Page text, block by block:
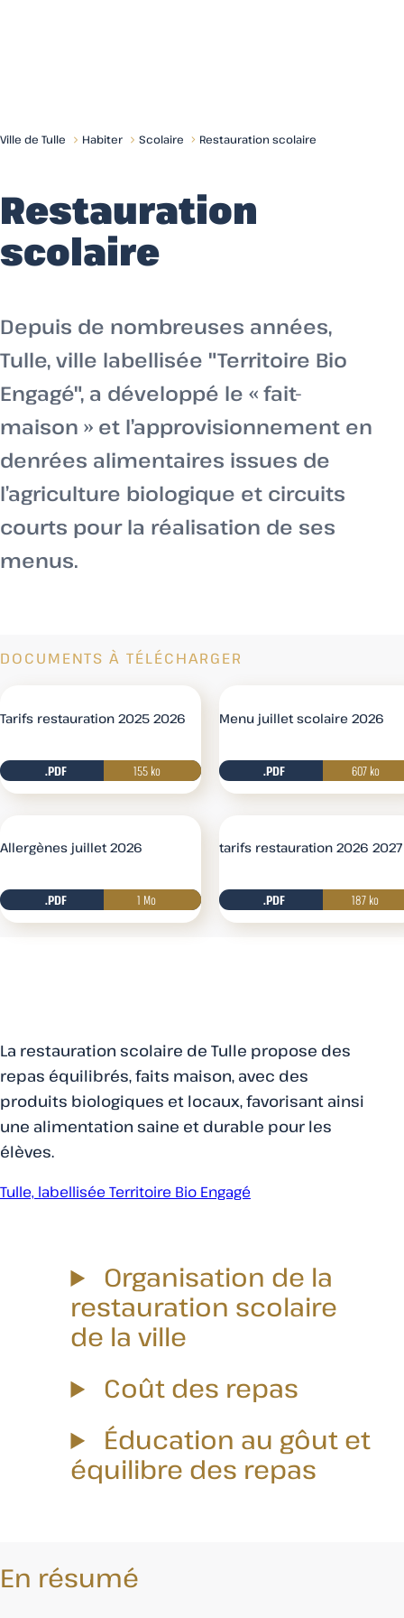
Ville de Tulle Habiter Scolaire Restauration scolaire
Restauration
scolaire
Depuis de nombreuses années,
Tulle, ville labellisée "Territoire Bio
Engagé", a développé le « fait-
maison » et l’approvisionnement en
denrées alimentaires issues de
l’agriculture biologique et circuits
courts pour la réalisation de ses
menus.
DOCUMENTS À TÉLÉCHARGER
Tarifs restauration 2025 2026
.PDF 155 ko Télécharger
Menu juillet scolaire 2026
.PDF 607 ko
Allergènes juillet 2026
.PDF 1 Mo Télécharger
tarifs restauration 2026 2027
.PDF 187 ko
La restauration scolaire de Tulle propose des
repas équilibrés, faits maison, avec des
produits biologiques et locaux, favorisant ainsi
une alimentation saine et durable pour les
élèves.
Tulle, labellisée Territoire Bio Engagé
Organisation de la
restauration scolaire
de la ville
Coût des repas
Éducation au gôut et
équilibre des repas
En résumé